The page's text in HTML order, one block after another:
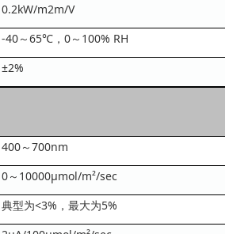
0.2kW/m2m/V
-40～65℃，0～100% RH
±2%
400～700nm
0～10000μmol/m²/sec
典型为<3%，最大为5%